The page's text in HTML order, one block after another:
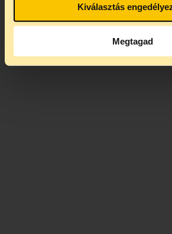
Kiválasztás
Megtagad